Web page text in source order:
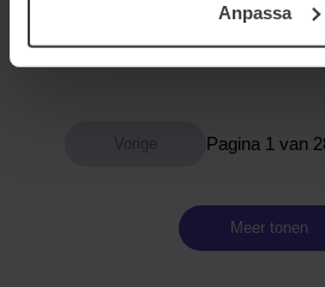
samt vår Integritetspolicy.Anpassa
24 €
40 ml
60 €
Pagina 1 van
Meer tonen